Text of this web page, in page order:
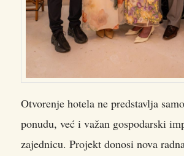
Otvorenje hotela ne predstavlja
ponudu, već i važan gospodarski
zajednicu. Projekt donosi nova